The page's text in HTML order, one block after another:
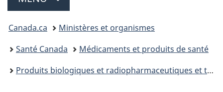
Vous
êtes
ici :
Canada.ca
Ministères et organismes
Santé Canada
Médicaments et produits de santé
Produits biologiques et radiopharmaceutiques et thérapies génétiques